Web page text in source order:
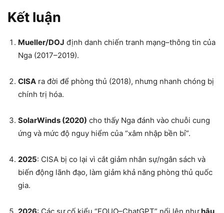
Kết luận
Mueller/DOJ định danh chiến tranh mạng–thông tin của
Nga (2017–2019).
CISA ra đời để phòng thủ (2018), nhưng nhanh chóng bị
chính trị hóa.
SolarWinds (2020) cho thấy Nga đánh vào chuỗi cung
ứng và mức độ nguy hiểm của “xâm nhập bền bỉ”.
2025: CISA bị co lại vì cắt giảm nhân sự/ngân sách và
biến động lãnh đạo, làm giảm khả năng phòng thủ quốc
gia.